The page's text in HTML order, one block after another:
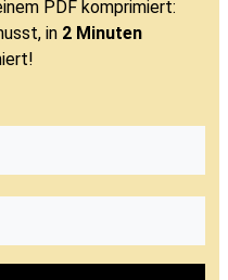
PDF komprimiert:
in 2 Minuten